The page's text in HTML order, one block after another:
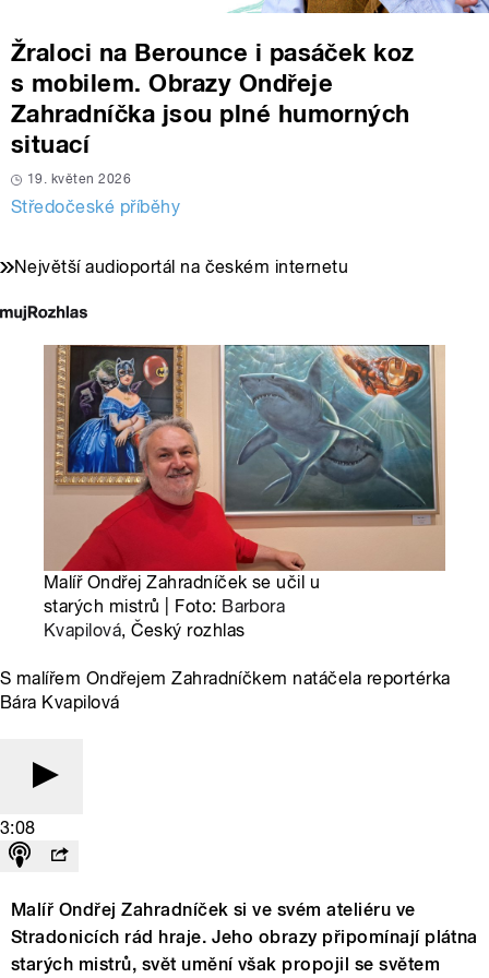
Žraloci na Berounce i pasáček koz
s mobilem. Obrazy Ondřeje
Zahradníčka jsou plné humorných
situací
19. květen 2026
Středočeské příběhy
Největší audioportál na českém internetu
Malíř Ondřej Zahradníček se učil u
starých mistrů | Foto: Barbora
Kvapilová, Český rozhlas
S malířem Ondřejem Zahradníčkem natáčela reportérka
Bára Kvapilová
3:08
Malíř Ondřej Zahradníček si ve svém ateliéru ve
Stradonicích rád hraje. Jeho obrazy připomínají plátna
starých mistrů, svět umění však propojil se světem